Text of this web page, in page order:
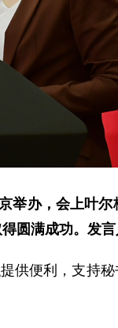
举办，会上叶
圆满成功。发
供便利，支持